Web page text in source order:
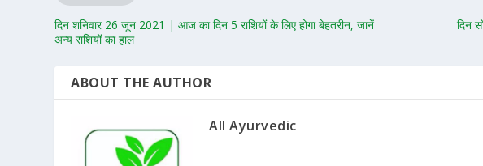
दिन शनिवार 26 जून 2021 | आज का दिन 5 राशियों के लिए होगा बेहतरीन, जानें
अन्य राशियों का हाल
दिन
ABOUT THE AUTHOR
All Ayurvedic